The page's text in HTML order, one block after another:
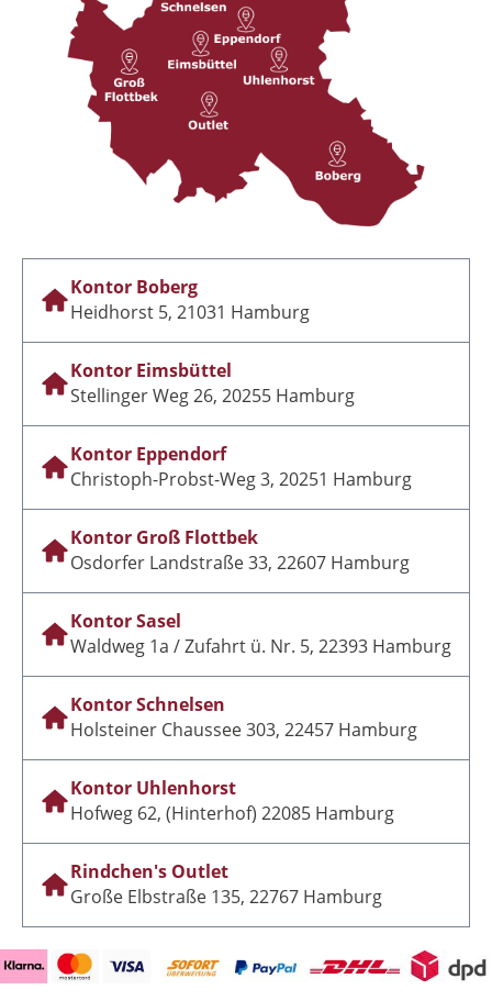
Kontor Boberg
Heidhorst 5, 21031 Hamburg
Kontor Eimsbüttel
Stellinger Weg 26, 20255 Hamburg
Kontor Eppendorf
Christoph-Probst-Weg 3, 20251 Hamburg
Kontor Groß Flottbek
Osdorfer Landstraße 33, 22607 Hamburg
Kontor Sasel
Waldweg 1a / Zufahrt ü. Nr. 5, 22393 Hamburg
Kontor Schnelsen
Holsteiner Chaussee 303, 22457 Hamburg
Kontor Uhlenhorst
Hofweg 62, (Hinterhof) 22085 Hamburg
Rindchen's Outlet
Große Elbstraße 135, 22767 Hamburg